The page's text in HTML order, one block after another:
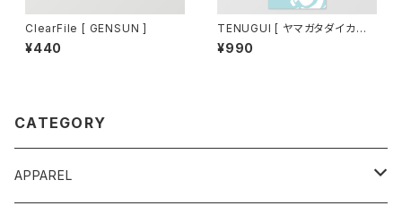
ClearFile [ GENSUN ]
¥440
TENUGUI [ ヤマガタダイカイ
牛乳 ]
¥990
CATEGORY
APPAREL